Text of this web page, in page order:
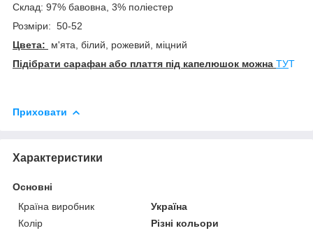
Склад: 97% бавовна, 3% поліестер
Розміри: 50-52
Цвета:
м'ята, білий, рожевий, міцний
Підібрати сарафан або плаття під капелюшок можна ТУТ
Приховати
Характеристики
Основні
Країна виробник
Україна
Колір
Різні кольори